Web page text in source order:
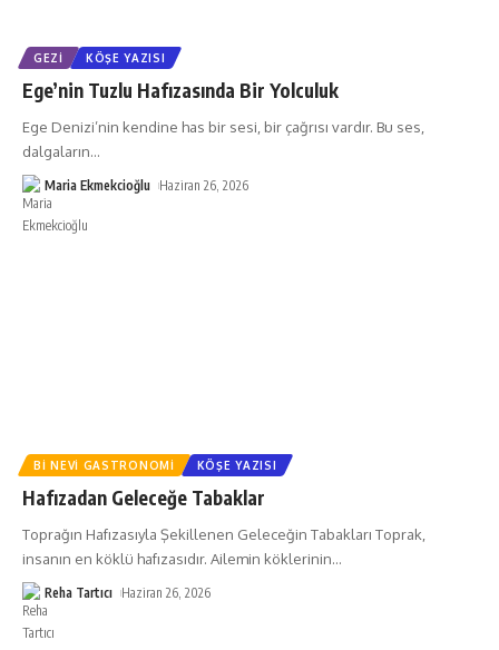
GEZI KÖŞE YAZISI
Ege’nin Tuzlu Hafızasında Bir Yolculuk
Ege Denizi’nin kendine has bir sesi, bir çağrısı vardır. Bu ses,
dalgaların…
Maria Ekmekcioğlu Haziran 26, 2026
BI NEVI GASTRONOMI KÖŞE YAZISI
Hafızadan Geleceğe Tabaklar
Toprağın Hafızasıyla Şekillenen Geleceğin Tabakları Toprak,
insanın en köklü hafızasıdır. Ailemin köklerinin…
Reha Tartıcı Haziran 26, 2026